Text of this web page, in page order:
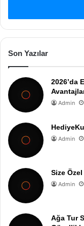
Son Yazılar
2026’da
Admin
Admin
Size
Admin
Ağa Tur